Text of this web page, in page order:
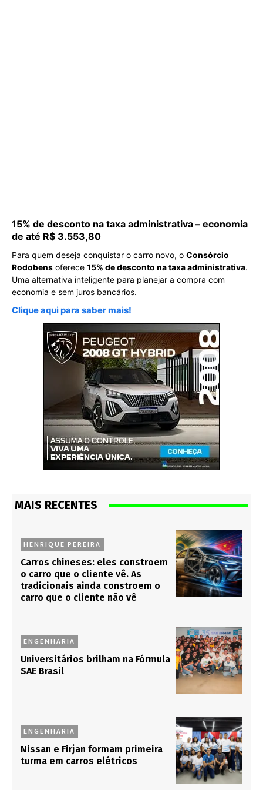
15% de desconto na taxa administrativa – economia
de até R$ 3.553,80
Para quem deseja conquistar o carro novo, o Consórcio
Rodobens oferece 15% de desconto na taxa administrativa.
Uma alternativa inteligente para planejar a compra com
economia e sem juros bancários.
Clique aqui para saber mais!
MAIS RECENTES
HENRIQUE PEREIRA
Carros chineses: eles constroem
o carro que o cliente vê. As
tradicionais ainda constroem o
carro que o cliente não vê
ENGENHARIA
Universitários brilham na Fórmula
SAE Brasil
ENGENHARIA
Nissan e Firjan formam primeira
turma em carros elétricos